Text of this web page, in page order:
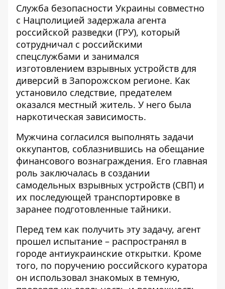
Служба безопасности Украины совместно
с Нацполицией задержала агента
российской разведки (ГРУ), который
сотрудничал с российскими
спецслужбами и занимался
изготовлением взрывных устройств для
диверсий в Запорожском регионе. Как
установило следствие, предателем
оказался местный житель. У него была
наркотическая зависимость.
Мужчина согласился выполнять задачи
оккупантов, соблазнившись на обещание
финансового вознаграждения. Его главная
роль заключалась в создании
самодельных взрывных устройств (СВП) и
их последующей транспортировке в
заранее подготовленные тайники.
Перед тем как получить эту задачу, агент
прошел испытание – распространял в
городе антиукраинские открытки. Кроме
того, по поручению российского куратора
он использовал знакомых в темную,